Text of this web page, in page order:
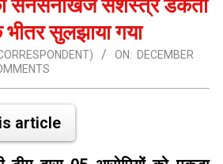
सनसनीखेज सशस्त्र डकैती
सुलझाया गया
ON: DECEMBER
article